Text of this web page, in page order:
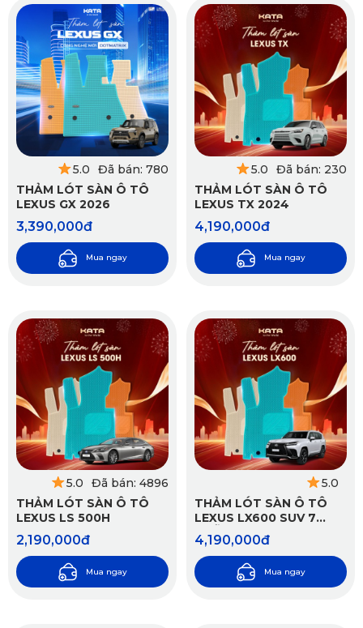
5.0
Đã bán: 780
THẢM LÓT SÀN Ô TÔ
LEXUS GX 2026
3,390,000đ
Mua ngay
5.0
Đã bán: 230
THẢM LÓT SÀN Ô TÔ
LEXUS TX 2024
4,190,000đ
Mua ngay
5.0
Đã bán: 4896
THẢM LÓT SÀN Ô TÔ
LEXUS LS 500H
2,190,000đ
Mua ngay
5.0
THẢM LÓT SÀN Ô TÔ
LEXUS LX600 SUV 7
CHỖ 2022-2025
4,190,000đ
Mua ngay